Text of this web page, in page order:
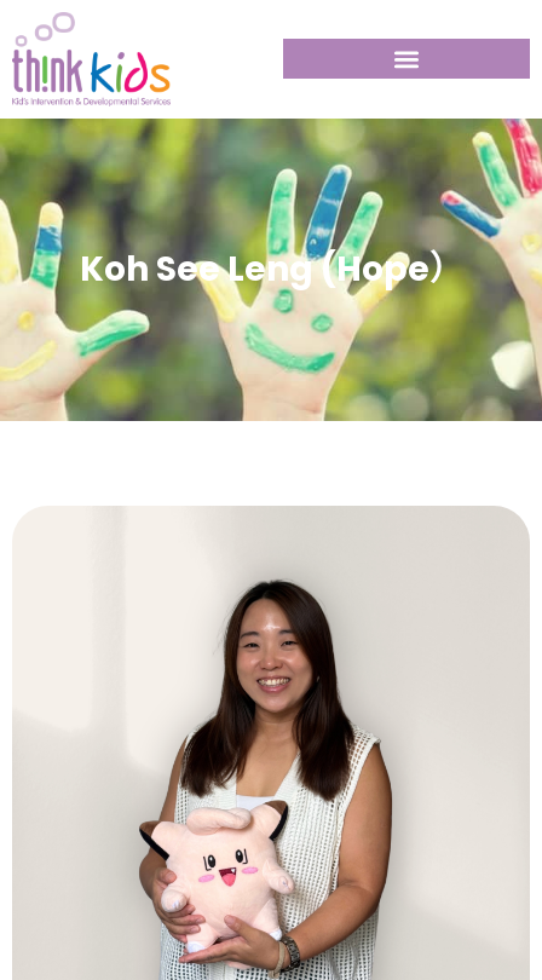
Koh See Leng (Hope）